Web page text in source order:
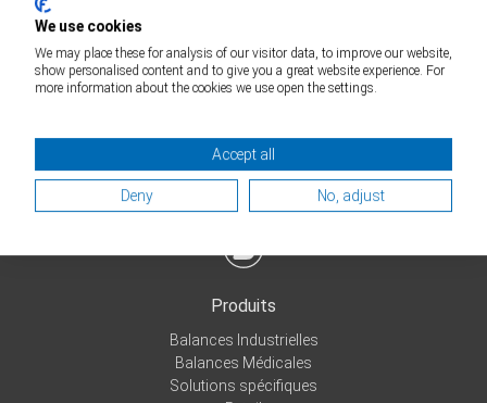
Produits
Balances Industrielles
Balances Médicales
Solutions spécifiques
We use cookies
We may place these for analysis of our visitor data, to improve our website,
show personalised content and to give you a great website experience. For
more information about the cookies we use open the settings.
Accept all
Deny No, adjust